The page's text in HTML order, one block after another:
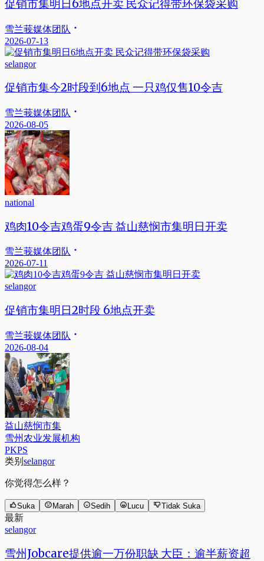
促销市集明日6地点开卖 民众记得带环保袋采购
雪兰莪媒体团队
2026-07-13
selangor
促销市集今2时段到6地点 一只鸡仅售10令吉
雪兰莪媒体团队
2026-08-05
national
鸡肉10令吉鸡蛋9令吉 益山慈悯市集明日开卖
雪兰莪媒体团队
2026-07-11
selangor
促销市集明日2时段 6地点开卖
雪兰莪媒体团队
2026-08-04
益山慈悯市集
雪州农业发展机构
PKPS
类别 selangor
你觉得怎么样？
Suka Marah Sedih Lucu Tidak Suka
最新
selangor
雪州Jobcare提供逾一万份职缺 大臣：逾半薪资超